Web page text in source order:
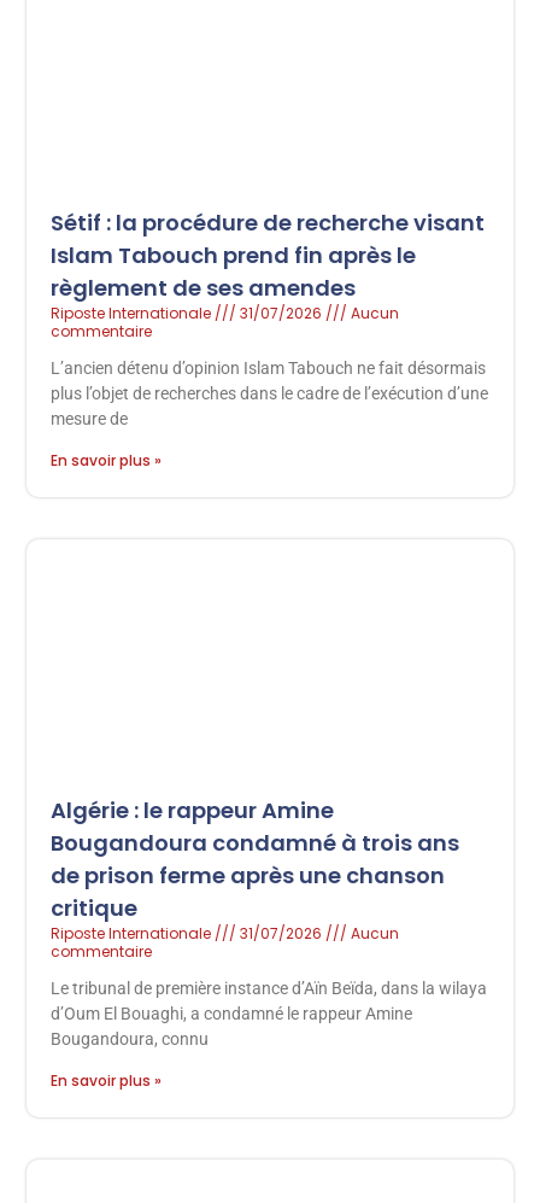
Sétif : la procédure de recherche visant
Islam Tabouch prend fin après le
règlement de ses amendes
Riposte Internationale 31/07/2026
Aucun
commentaire
L’ancien détenu d’opinion Islam Tabouch ne fait désormais
plus l’objet de recherches dans le cadre de l’exécution d’une
mesure de
En savoir plus »
Algérie : le rappeur Amine
Bougandoura condamné à trois ans
de prison ferme après une chanson
critique
Riposte Internationale 31/07/2026
Aucun
commentaire
Le tribunal de première instance d’Aïn Beïda, dans la wilaya
d’Oum El Bouaghi, a condamné le rappeur Amine
Bougandoura, connu
En savoir plus »